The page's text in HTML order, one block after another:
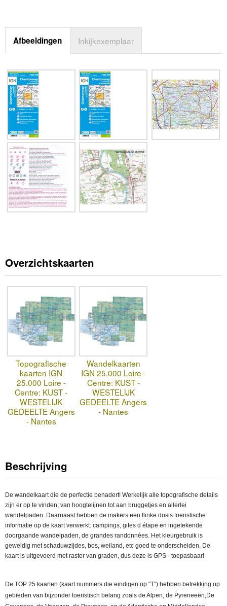
Afbeeldingen Inkijkexemplaar
Overzichtskaarten
Topografische
kaarten IGN
25.000 Loire -
Centre: KUST -
WESTELIJK
GEDEELTE Angers
- Nantes
Wandelkaarten
IGN 25.000 Loire -
Centre: KUST -
WESTELIJK
GEDEELTE Angers
- Nantes
Beschrijving
De wandelkaart die de perfectie benadert! Werkelijk alle topografische details
zijn er op te vinden; van hoogtelijnen tot aan bruggetjes en allerlei
wandelpaden. Daarnaast hebben de makers een flinke dosis toeristische
informatie op de kaart verwerkt: campings, gites d étape en ingetekende
doorgaande wandelpaden, de grandes randonnées. Het kleurgebruik is
geweldig met schaduwzijdes, bos, weiland, etc goed te onderscheiden. De
kaart is uitgevoerd met raster van graden, dus deze is GPS - toepasbaar!
De TOP 25 kaarten (kaart nummers die eindigen op "T") hebben betrekking op
gebieden van bijzonder toeristisch belang zoals de Alpen, de Pyreneeën,De